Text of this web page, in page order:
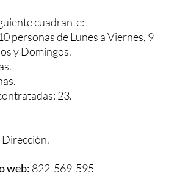
cuadrante:
personas de Lunes a Viernes, 9
y Domingos.
23.
web: 822-569-595